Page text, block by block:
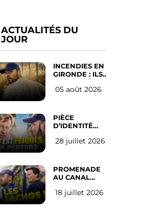
ACTUALITÉS DU
JOUR
INCENDIES EN
GIRONDE : ILS
D’ABANDONNER
05 août 2026
PIÈCE
D’IDENTITÉ
SUR LES
l’avis des
Français
28 juillet 2026
PROMENADE
AU CANAL
(les gauchistes
18 juillet 2026